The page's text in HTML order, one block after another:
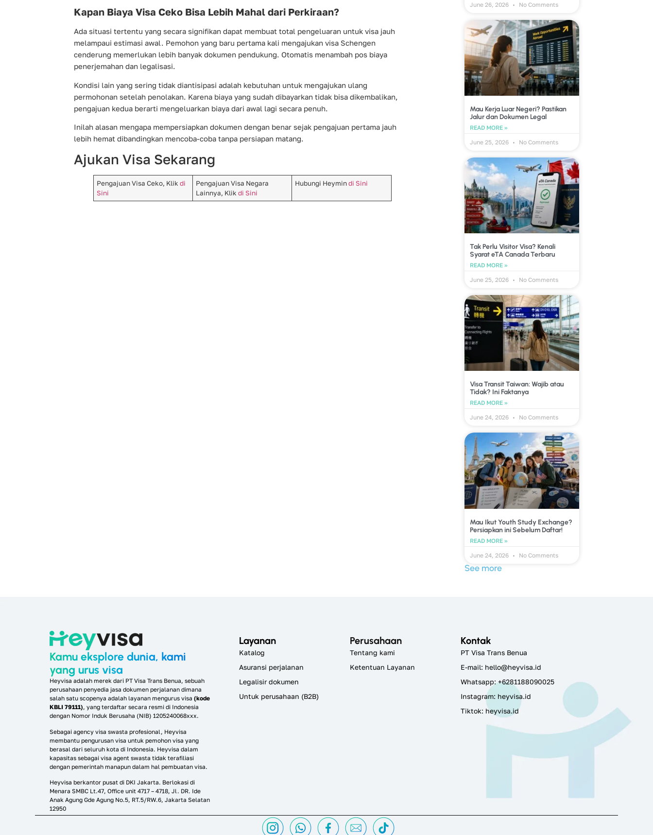
Kapan Biaya Visa Ceko Bisa Lebih Mahal dari Perkiraan?
Ada situasi tertentu yang secara signifikan dapat membuat total pengeluaran untuk visa jauh
melampaui estimasi awal. Pemohon yang baru pertama kali mengajukan visa Schengen
cenderung memerlukan lebih banyak dokumen pendukung. Otomatis menambah pos biaya
penerjemahan dan legalisasi.
Kondisi lain yang sering tidak diantisipasi adalah kebutuhan untuk mengajukan ulang
permohonan setelah penolakan. Karena biaya yang sudah dibayarkan tidak bisa dikembalikan,
pengajuan kedua berarti mengeluarkan biaya dari awal lagi secara penuh.
Inilah alasan mengapa mempersiapkan dokumen dengan benar sejak pengajuan pertama jauh
lebih hemat dibandingkan mencoba-coba tanpa persiapan matang.
Ajukan Visa Sekarang
Pengajuan Visa Ceko, Klik di
Sini
Pengajuan Visa Negara
Lainnya, Klikdi Sini
Hubungi Heymindi Sini
June 26, 2026
No Comments
Mau Kerja Luar Negeri? Pastikan
Jalur dan Dokumen Legal
READ MORE »
June 25, 2026
No Comments
Tak Perlu Visitor Visa? Kenali
Syarat eTA Canada Terbaru
READ MORE »
June 25, 2026
No Comments
Visa Transit Taiwan: Wajib atau
Tidak? Ini Faktanya
READ MORE »
June 24, 2026
No Comments
Mau Ikut Youth Study Exchange?
Persiapkan ini Sebelum Daftar!
READ MORE »
June 24, 2026
No Comments
See more
Kamu eksplore dunia, kami
yang urus visa
Heyvisa adalah merek dari PT Visa Trans Benua, sebuah
perusahaan penyedia jasa dokumen perjalanan dimana
salah satu scopenya adalah layanan mengurus visa (kode
KBLI 79111), yang terdaftar secara resmi di Indonesia
dengan Nomor Induk Berusaha (NIB) 1205240068xxx.
Sebagai agency visa swasta profesional, Heyvisa
membantu pengurusan visa untuk pemohon visa yang
berasal dari seluruh kota di Indonesia. Heyvisa dalam
kapasitas sebagai visa agent swasta tidak terafiliasi
dengan pemerintah manapun dalam hal pembuatan visa.
Heyvisa berkantor pusat di DKI Jakarta. Berlokasi di
Menara SMBC Lt.47, Office unit 4717 – 4718, Jl. DR. Ide
Anak Agung Gde Agung No.5, RT.5/RW.6, Jakarta Selatan
12950
Layanan
Katalog
Asuransi perjalanan
Legalisir dokumen
Untuk perusahaan (B2B)
Perusahaan
Tentang kami
Ketentuan Layanan
Kontak
PT Visa Trans Benua
E-mail: hello@heyvisa.id
Whatsapp: +6281188090025
Instagram: heyvisa.id
Tiktok: heyvisa.id